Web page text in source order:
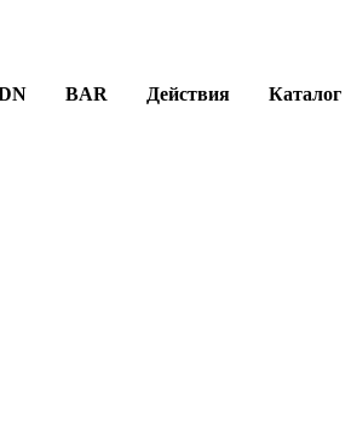
BAR Действия Каталог